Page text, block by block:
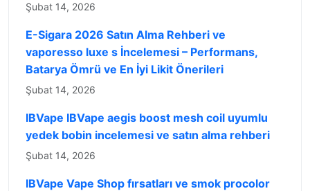
Şubat 14, 2026
E-Sigara 2026 Satın Alma Rehberi ve
vaporesso luxe s İncelemesi – Performans,
Batarya Ömrü ve En İyi Likit Önerileri
Şubat 14, 2026
IBVape IBVape aegis boost mesh coil uyumlu
yedek bobin incelemesi ve satın alma rehberi
Şubat 14, 2026
IBVape Vape Shop fırsatları ve smok procolor